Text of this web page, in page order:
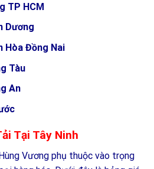
TP HCM
Dương
Hòa Đồng Nai
Tàu
An
Tại Tây Ninh
Vương phụ thuộc vào trọng